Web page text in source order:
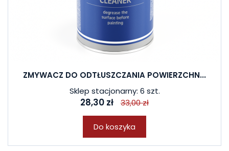
ZMYWACZ DO ODTŁUSZCZANIA POWIERZCHN...
Sklep stacjonarny: 6 szt.
28,30 zł 33,00 zł
Do koszyka